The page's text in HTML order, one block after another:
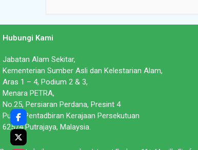
Hubungi Kami
Jabatan Alam Sekitar,
Kementerian Sumber Asli dan Kelestarian Alam,
Aras 1 – 4, Podium 2 & 3,
Menara PETRA,
No.25, Persiaran Perdana, Presint 4
Pusat Pentadbiran Kerajaan Persekutuan
62574 Putrajaya, Malaysia.